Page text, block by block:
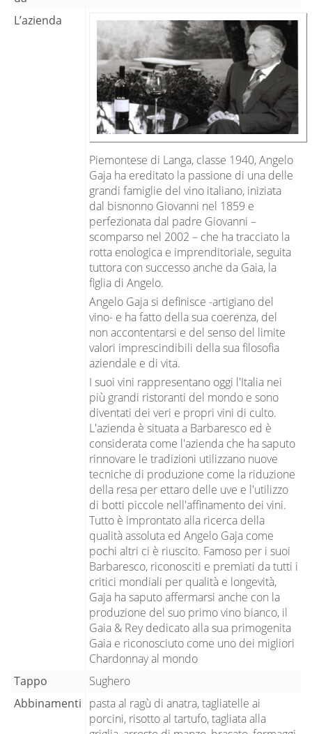
L’azienda
Piemontese di Langa, classe 1940, Angelo
Gaja ha ereditato la passione di una delle
grandi famiglie del vino italiano, iniziata
dal bisnonno Giovanni nel 1859 e
perfezionata dal padre Giovanni –
scomparso nel 2002 – che ha tracciato la
rotta enologica e imprenditoriale, seguita
tuttora con successo anche da Gaia, la
figlia di Angelo.
Angelo Gaja si definisce -artigiano del
vino- e ha fatto della sua coerenza, del
non accontentarsi e del senso del limite
valori imprescindibili della sua filosofia
aziendale e di vita.
I suoi vini rappresentano oggi l'Italia nei
più grandi ristoranti del mondo e sono
diventati dei veri e propri vini di culto.
L'azienda è situata a Barbaresco ed è
considerata come l'azienda che ha saputo
rinnovare le tradizioni utilizzano nuove
tecniche di produzione come la riduzione
della resa per ettaro delle uve e l'utilizzo
di botti piccole nell'affinamento dei vini.
Tutto è improntato alla ricerca della
qualità assoluta ed Angelo Gaja come
pochi altri ci è riuscito. Famoso per i suoi
Barbaresco, riconosciti e premiati da tutti i
critici mondiali per qualità e longevità,
Gaja ha saputo affermarsi anche con la
produzione del suo primo vino bianco, il
Gaia & Rey dedicato alla sua primogenita
Gaia e riconosciuto come uno dei migliori
Chardonnay al mondo
Tappo
Sughero
Abbinamenti pasta al ragù di anatra, tagliatelle ai
porcini, risotto al tartufo, tagliata alla